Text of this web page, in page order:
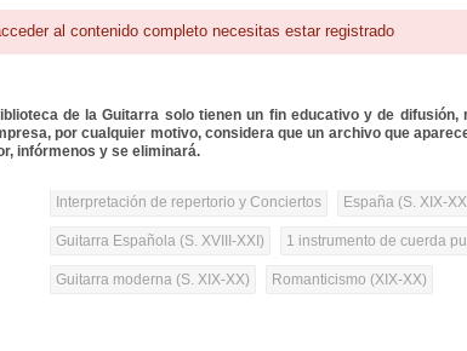
al contenido completo necesitas estar registrado
de la Guitarra solo tienen un fin educativo y de difusión,
por cualquier motivo, considera que un archivo que
infórmenos y se eliminará.
Interpretación de repertorio y Conciertos España (S. XIX-
Guitarra Española (S. XVIII-XXI) 1 instrumento de cuerda
Guitarra moderna (S. XIX-XX) Romanticismo (XIX-XX)